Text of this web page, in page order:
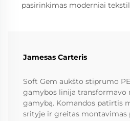
pasirinkimas moderniai
Jamesas Carteris
Soft Gem aukšto stiprumo
gamybos linija transformavo
gamybą. Komandos patirtis
srityje ir greitas montavimas